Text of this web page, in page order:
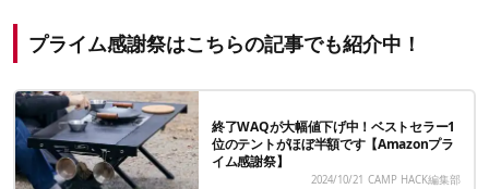
プライム感謝祭はこちらの記事でも紹介中！
終了WAQが大幅値下げ中！ベストセラー1
位のテントがほぼ半額です【Amazonプラ
イム感謝祭】
2024/10/21 CAMP HACK編集部